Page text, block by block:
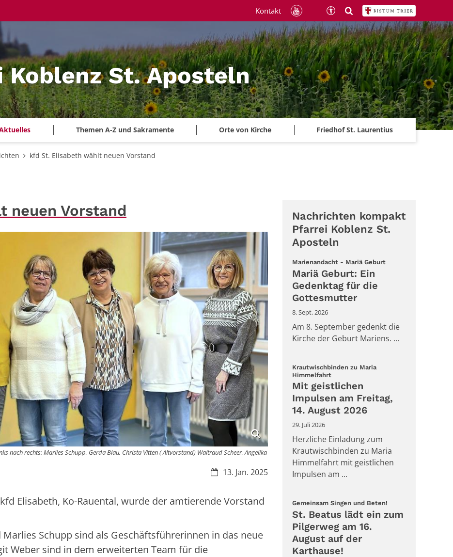
Koblenz St. Aposteln
Themen A-Z und Sakramente Orte von Kirche Friedhof St. Laurentius
Kontakt
kfd St. Elisabeth wählt neuen Vorstand
neuen Vorstand
nach rechts: Marlies Schupp, Gerda Blau, Christa Vitten ( Altvorstand) Waltraud Scheer, Angelika
Datum:13. Jan. 2025
Elisabeth, Ko-Rauental, wurde der amtierende Vorstand
Schupp sind als Geschäftsführerinnen in das neue
Weber sind in dem erweiterten Team für die
Nachrichten kompakt
Pfarrei Koblenz St.
Aposteln
Marienandacht - Mariä Geburt:
Mariä Geburt: Ein
Gedenktag für die
Gottesmutter
8. Sept. 2026
Am 8. September gedenkt die
Kirche der Geburt Mariens. ...
Krautwischbinden zu Maria
Himmelfahrt:
Mit geistlichen
Impulsen am Freitag,
14. August 2026
29. Juli 2026
Herzliche Einladung zum
Krautwischbinden zu Maria
Himmelfahrt mit geistlichen
Impulsen am ...
Gemeinsam Singen und Beten!
St. Beatus lädt ein zum
Pilgerweg am 16.
August auf der
Karthause!